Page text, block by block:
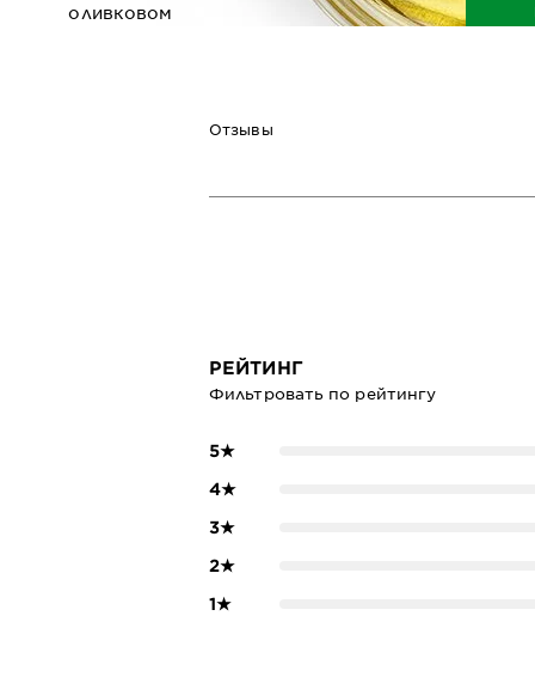
оливковом
Отзывы
РЕЙТИНГ
Фильтровать по рейтингу
5★
4★
3★
2★
1★